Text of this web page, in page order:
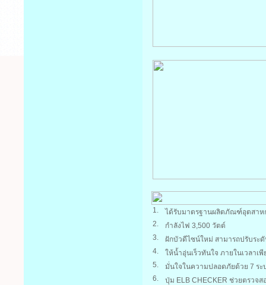
1.
ได้รับมาตรฐานผลิตภัณฑ์อุตสาห
2.
กำลังไฟ 3,500 วัตต์
3.
ฝักบัวดีไซน์ใหม่ สามารถปรับร
4.
ให้น้ำอุ่นเร็วทันใจ ภายในเวลาเ
5.
มั่นใจในความปลอดภัยด้วย 7 ระ
6.
ปุ่ม ELB CHECKER ช่วยตรวจ